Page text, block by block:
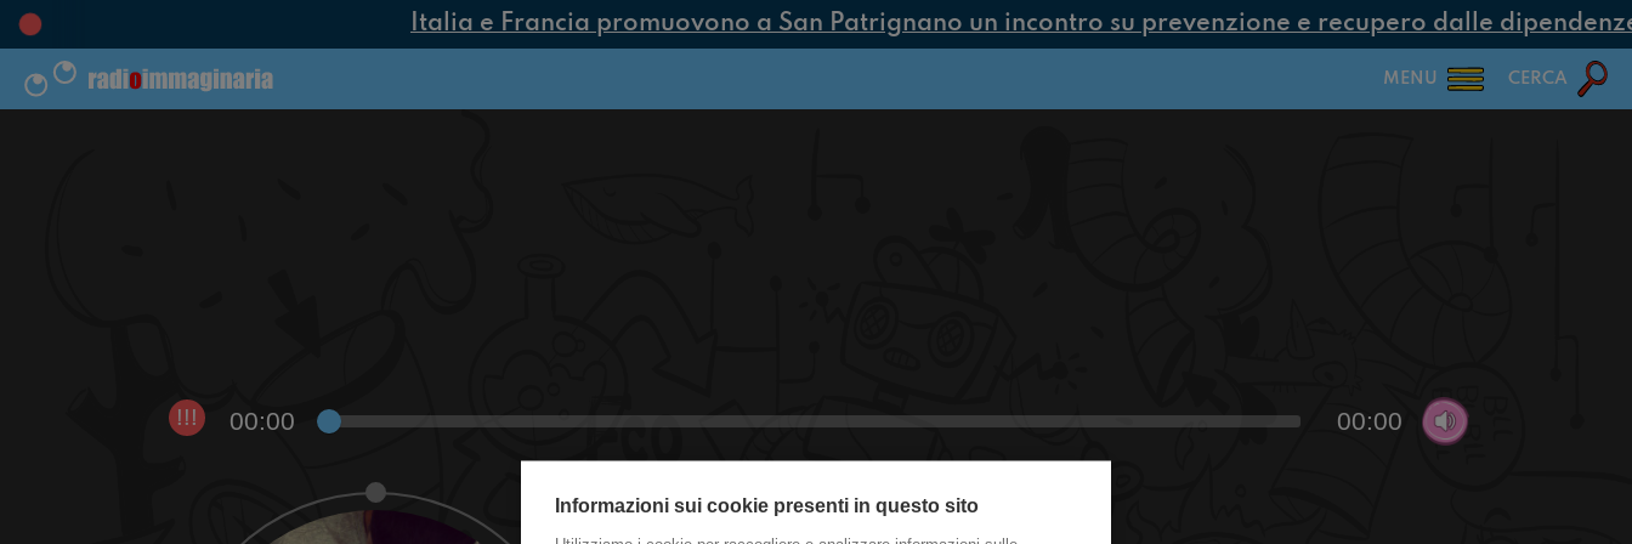
Italia e Francia promuovono a San Patrignano un incontro su prevenzione e recupero dalle dipendenze
MENU CERCA
!!! 00:00 00:00
#castelguelfo Scemo chi legge
Informazioni sui cookie presenti in questo sito